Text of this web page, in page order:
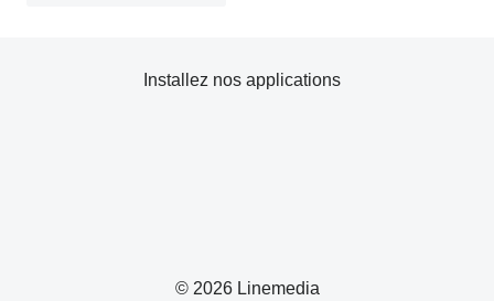
© 2026 Linemedia
Installez nos applications